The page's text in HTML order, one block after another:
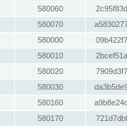
580060
580070
580000
580010
580020
580030
580160
580170